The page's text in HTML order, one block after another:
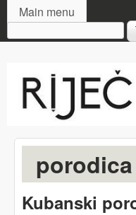
MAIN MENU
Main menu
Search form
porodica
Kubanski